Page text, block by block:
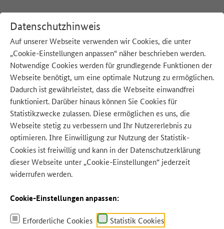
Datenschutzhinweis
Auf unserer Webseite verwenden wir Cookies, die unter
„Cookie-Einstellungen anpassen“ näher beschrieben werden.
Notwendige Cookies werden für grundlegende Funktionen der
Webseite benötigt, um eine optimale Nutzung zu ermöglichen.
Dadurch ist gewährleistet, dass die Webseite einwandfrei
funktioniert. Darüber hinaus können Sie Cookies für
Statistikzwecke zulassen. Diese ermöglichen es uns, die
Webseite stetig zu verbessern und Ihr Nutzererlebnis zu
optimieren. Ihre Einwilligung zur Nutzung der Statistik-
Cookies ist freiwillig und kann in der Datenschutzerklärung
dieser Webseite unter „Cookie-Einstellungen“ jederzeit
widerrufen werden.
Cookie-Einstellungen anpassen:
Erforderliche Cookies Statistik Cookies
:Startseite H Himbeeren